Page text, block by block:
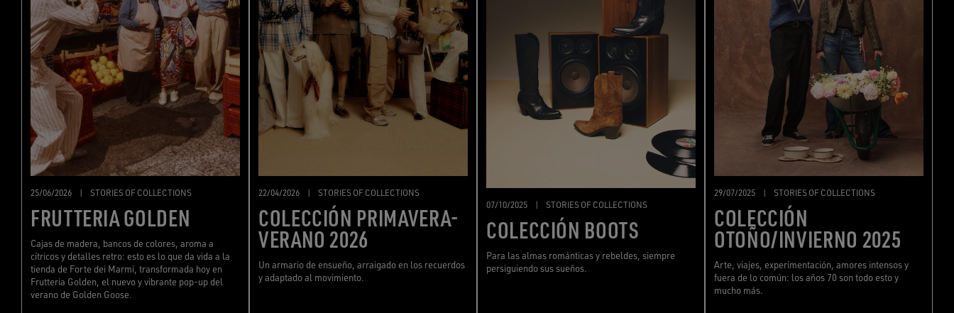
25/06/2026 | STORIES OF COLLECTIONS
FRUTTERIA GOLDEN
Cajas de madera, bancos de colores, aroma a
cítricos y detalles retro: esto es lo que da vida a la
tienda de Forte dei Marmi, transformada hoy en
Frutteria Golden, el nuevo y vibrante pop-up del
verano de Golden Goose.
22/04/2026 | STORIES OF COLLECTIONS
COLECCIÓN PRIMAVERA-
VERANO 2026
Un armario de ensueño, arraigado en los recuerdos
y adaptado al movimiento.
07/10/2025 | STORIES OF COLLECTIONS
COLECCIÓN BOOTS
Para las almas románticas y rebeldes, siempre
persiguiendo sus sueños.
29/07/2025 | STORIES OF COLLECTIONS
COLECCIÓN
OTOÑO/INVIERNO 2025
Arte, viajes, experimentación, amores intensos y
fuera de lo común: los años 70 son todo esto y
mucho más.